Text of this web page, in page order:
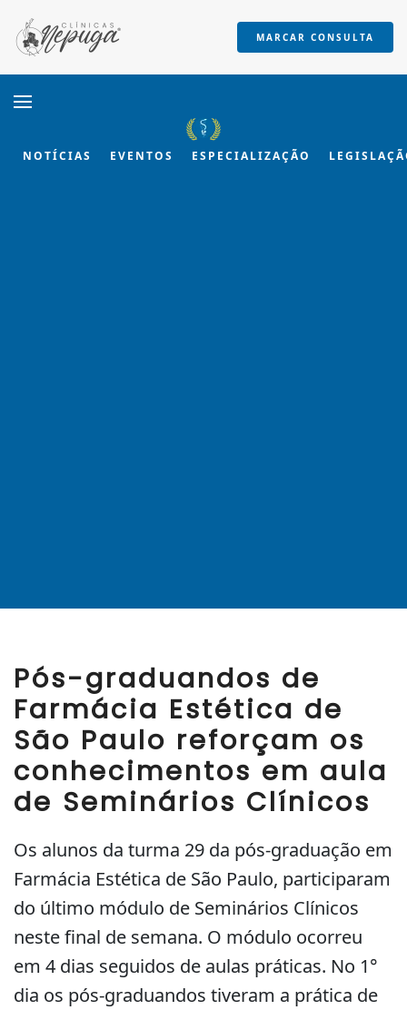
Skip to main content
MARCAR CONSULTA
NOTÍCIAS EVENTOS ESPECIALIZAÇÃO
Pós-graduandos de
Farmácia Estética de
São Paulo reforçam os
conhecimentos em aula
de Seminários Clínicos
Os alunos da turma 29 da pós-graduação em
Farmácia Estética de São Paulo, participaram
do último módulo de Seminários Clínicos
neste final de semana. O módulo ocorreu
em 4 dias seguidos de aulas práticas. No 1°
dia os pós-graduandos tiveram a prática de